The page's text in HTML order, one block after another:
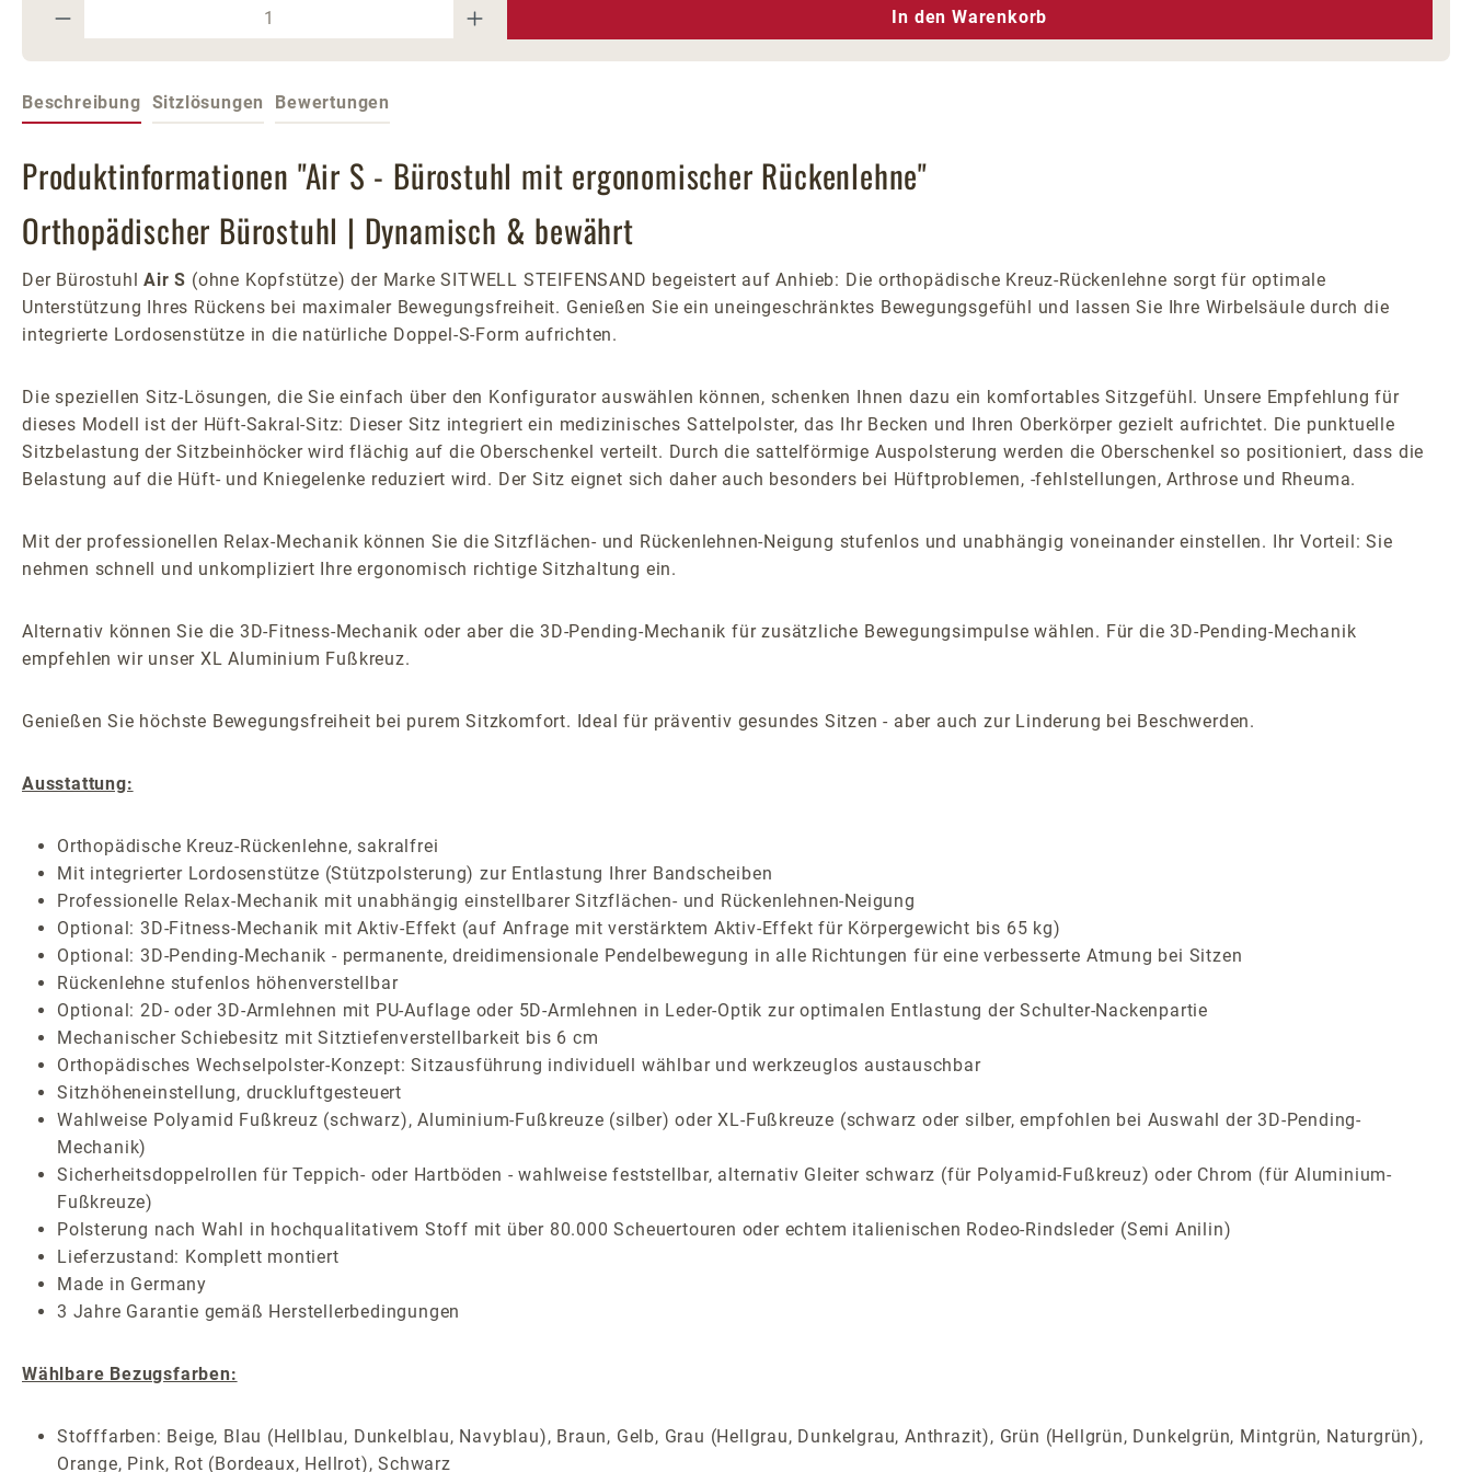
Produkt Anzahl: Gib den gewünschten Wert ein oder benutze die Schaltflächen um die Anzahl zu erhöhen oder zu
In den Warenkorb
Beschreibung Sitzlösungen Bewertungen
Produktinformationen "Air S - Bürostuhl mit ergonomischer Rückenlehne"
Orthopädischer Bürostuhl | Dynamisch & bewährt
Der BürostuhlAir S (ohne Kopfstütze) der Marke SITWELL STEIFENSAND begeistert auf Anhieb: Die orthopädische Kreuz-Rückenlehne sorgt für optimale
Unterstützung Ihres Rückens bei maximaler Bewegungsfreiheit. Genießen Sie ein uneingeschränktes Bewegungsgefühl und lassen Sie Ihre Wirbelsäule durch die
integrierte Lordosenstütze in die natürliche Doppel-S-Form aufrichten.
Die speziellen Sitz-Lösungen, die Sie einfach über den Konfigurator auswählen können, schenken Ihnen dazu ein komfortables Sitzgefühl. Unsere Empfehlung für
dieses Modell ist der Hüft-Sakral-Sitz: Dieser Sitz integriert ein medizinisches Sattelpolster, das Ihr Becken und Ihren Oberkörper gezielt aufrichtet. Die punktuelle
Sitzbelastung der Sitzbeinhöcker wird flächig auf die Oberschenkel verteilt. Durch die sattelförmige Auspolsterung werden die Oberschenkel so positioniert, dass die
Belastung auf die Hüft- und Kniegelenke reduziert wird. Der Sitz eignet sich daher auch besonders bei Hüftproblemen, -fehlstellungen, Arthrose und Rheuma.
Mit der professionellen Relax-Mechanik können Sie die Sitzflächen- und Rückenlehnen-Neigung stufenlos und unabhängig voneinander einstellen. Ihr Vorteil: Sie
nehmen schnell und unkompliziert Ihre ergonomisch richtige Sitzhaltung ein.
Alternativ können Sie die 3D-Fitness-Mechanik oder aber die 3D-Pending-Mechanik für zusätzliche Bewegungsimpulse wählen. Für die 3D-Pending-Mechanik
empfehlen wir unser XL Aluminium Fußkreuz.
Genießen Sie höchste Bewegungsfreiheit bei purem Sitzkomfort. Ideal für präventiv gesundes Sitzen - aber auch zur Linderung bei Beschwerden.
Ausstattung:
Orthopädische Kreuz-Rückenlehne, sakralfrei
Mit integrierter Lordosenstütze (Stützpolsterung) zur Entlastung Ihrer Bandscheiben
Professionelle Relax-Mechanik mit unabhängig einstellbarer Sitzflächen- und Rückenlehnen-Neigung
Optional: 3D-Fitness-Mechanik mit Aktiv-Effekt (auf Anfrage mit verstärktem Aktiv-Effekt für Körpergewicht bis 65 kg)
Optional: 3D-Pending-Mechanik - permanente, dreidimensionale Pendelbewegung in alle Richtungen für eine verbesserte Atmung bei Sitzen
Rückenlehne stufenlos höhenverstellbar
Optional: 2D- oder 3D-Armlehnen mit PU-Auflage oder 5D-Armlehnen in Leder-Optik zur optimalen Entlastung der Schulter-Nackenpartie
Mechanischer Schiebesitz mit Sitztiefenverstellbarkeit bis 6 cm
Orthopädisches Wechselpolster-Konzept: Sitzausführung individuell wählbar und werkzeuglos austauschbar
Sitzhöheneinstellung, druckluftgesteuert
Wahlweise Polyamid Fußkreuz (schwarz), Aluminium-Fußkreuze (silber) oder XL-Fußkreuze (schwarz oder silber, empfohlen bei Auswahl der 3D-Pending-
Mechanik)
Sicherheitsdoppelrollen für Teppich- oder Hartböden - wahlweise feststellbar, alternativ Gleiter schwarz (für Polyamid-Fußkreuz) oder Chrom (für Aluminium-
Fußkreuze)
Polsterung nach Wahl in hochqualitativem Stoff mit über 80.000 Scheuertouren oder echtem italienischen Rodeo-Rindsleder (Semi Anilin)
Lieferzustand: Komplett montiert
Made in Germany
3 Jahre Garantie gemäß Herstellerbedingungen
Wählbare Bezugsfarben:
Stofffarben: Beige, Blau (Hellblau, Dunkelblau, Navyblau), Braun, Gelb, Grau (Hellgrau, Dunkelgrau, Anthrazit), Grün (Hellgrün, Dunkelgrün, Mintgrün, Naturgrün),
Orange, Pink, Rot (Bordeaux, Hellrot), Schwarz